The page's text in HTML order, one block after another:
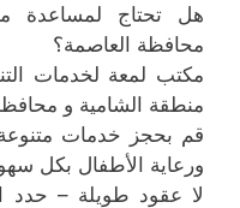
هل تحتاج لمساعدة
محافظة العاصمة؟
مكتب لمعة لخدمات
منطقة الشامية و
قم بحجز خدمات
ورعاية الأطفال بكل
لا عقود طويلة – حدد